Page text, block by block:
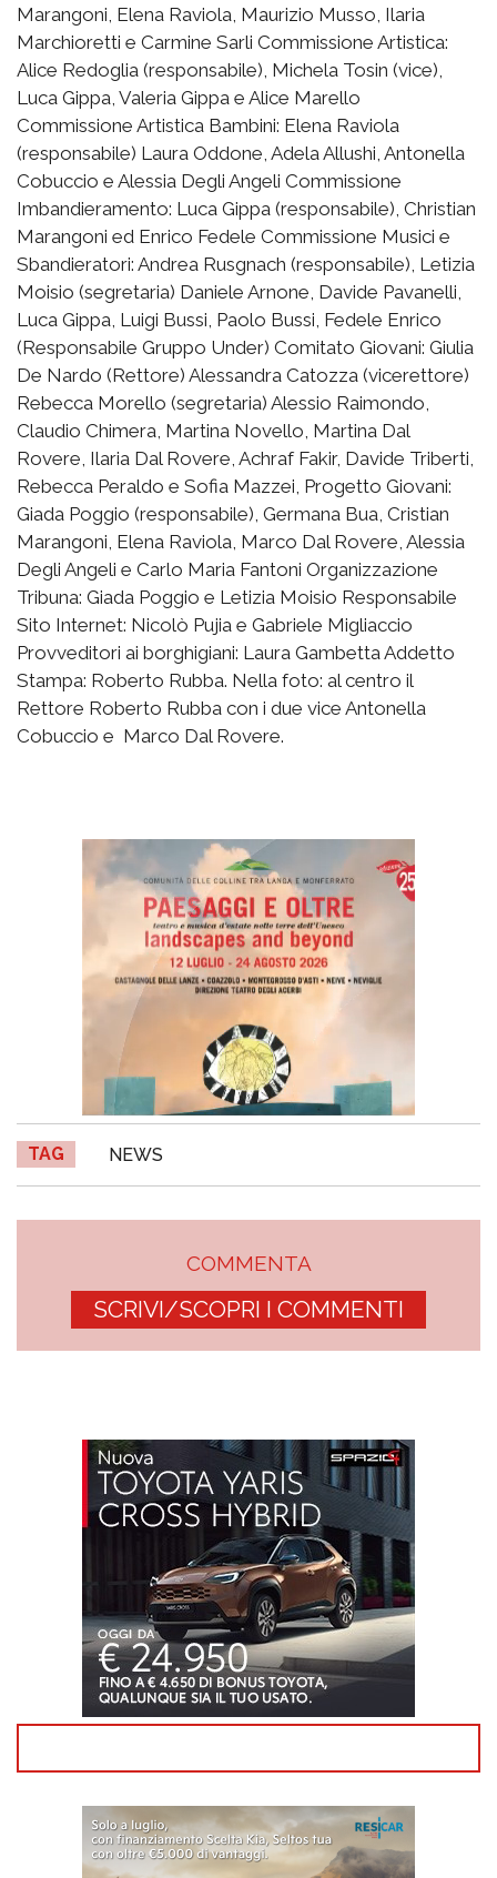
Marangoni, Elena Raviola, Maurizio Musso, Ilaria
Marchioretti e Carmine Sarli Commissione Artistica:
Alice Redoglia (responsabile), Michela Tosin (vice),
Luca Gippa, Valeria Gippa e Alice Marello
Commissione Artistica Bambini: Elena Raviola
(responsabile) Laura Oddone, Adela Allushi, Antonella
Cobuccio e Alessia Degli Angeli Commissione
Imbandieramento: Luca Gippa (responsabile), Christian
Marangoni ed Enrico Fedele Commissione Musici e
Sbandieratori: Andrea Rusgnach (responsabile), Letizia
Moisio (segretaria) Daniele Arnone, Davide Pavanelli,
Luca Gippa, Luigi Bussi, Paolo Bussi, Fedele Enrico
(Responsabile Gruppo Under) Comitato Giovani: Giulia
De Nardo (Rettore) Alessandra Catozza (vicerettore)
Rebecca Morello (segretaria) Alessio Raimondo,
Claudio Chimera, Martina Novello, Martina Dal
Rovere, Ilaria Dal Rovere, Achraf Fakir, Davide Triberti,
Rebecca Peraldo e Sofia Mazzei, Progetto Giovani:
Giada Poggio (responsabile), Germana Bua, Cristian
Marangoni, Elena Raviola, Marco Dal Rovere, Alessia
Degli Angeli e Carlo Maria Fantoni Organizzazione
Tribuna: Giada Poggio e Letizia Moisio Responsabile
Sito Internet: Nicolò Pujia e Gabriele Migliaccio
Provveditori ai borghigiani: Laura Gambetta Addetto
Stampa: Roberto Rubba. Nella foto: al centro il
Rettore Roberto Rubba con i due vice Antonella
Cobuccio e Marco Dal Rovere.
TAG NEWS
COMMENTA
SCRIVI/SCOPRI I COMMENTI